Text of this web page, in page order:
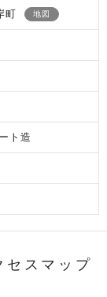
町 地図
ト造
セスマップ